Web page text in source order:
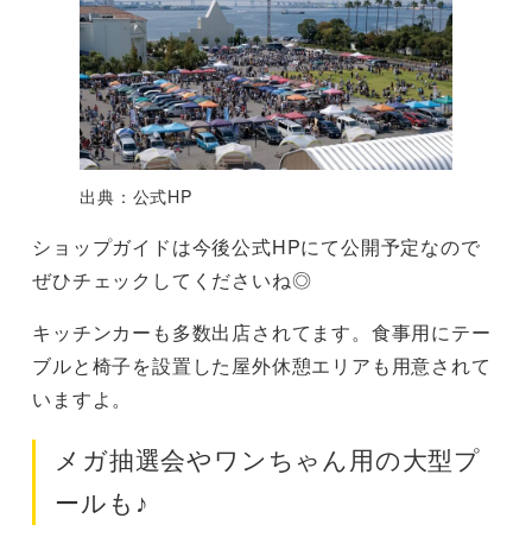
出典：公式HP
ショップガイドは今後公式HPにて公開予定なので
ぜひチェックしてくださいね◎
キッチンカーも多数出店されてます。食事用にテー
ブルと椅子を設置した屋外休憩エリアも用意されて
いますよ。
メガ抽選会やワンちゃん用の大型プ
ールも♪